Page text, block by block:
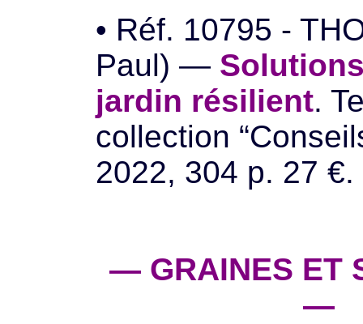
• Réf. 10795 -
Paul) —
jardin résilient.
collection
2022, 304 p. 27 €.
— GRAINES ET
—